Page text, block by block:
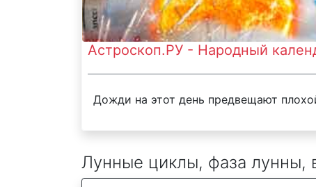
Астроскоп.РУ - Народный
Дожди на этот день предвещают
Лунные циклы, фаза лунны,